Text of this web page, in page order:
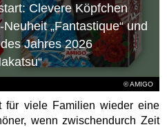
© AMIGO
Clevere Köpfchen
„Fantastique“ und
Jahres 2026
für viele Familien wieder eine
wenn zwischendurch Zeit